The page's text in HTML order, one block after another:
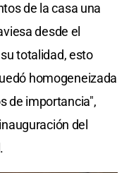
de la casa una
desde el
totalidad, esto
homogeneizada
de importancia",
del